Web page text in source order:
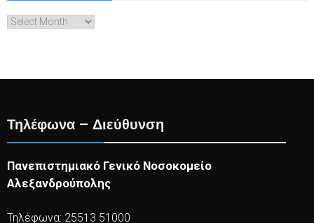
Archives
Τηλέφωνα – Διεύθυνση
Πανεπιστημιακό Γενικό Νοσοκομείο
Αλεξανδρούπολης
Τηλέφωνα: 25513 51000